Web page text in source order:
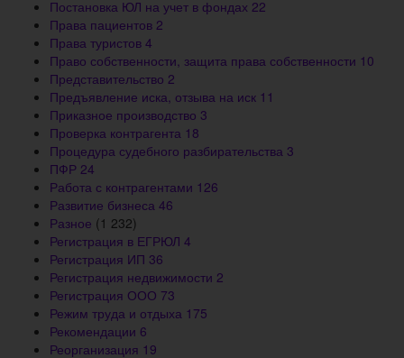
Постановка ЮЛ на учет в фондах 22
Права пациентов 2
Права туристов 4
Право собственности, защита права собственности 10
Представительство 2
Предъявление иска, отзыва на иск 11
Приказное производство 3
Проверка контрагента 18
Процедура судебного разбирательства 3
ПФР 24
Работа с контрагентами 126
Развитие бизнеса 46
Разное (1 232)
Регистрация в ЕГРЮЛ 4
Регистрация ИП 36
Регистрация недвижимости 2
Регистрация ООО 73
Режим труда и отдыха 175
Рекомендации 6
Реорганизация 19